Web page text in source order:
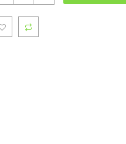
adet